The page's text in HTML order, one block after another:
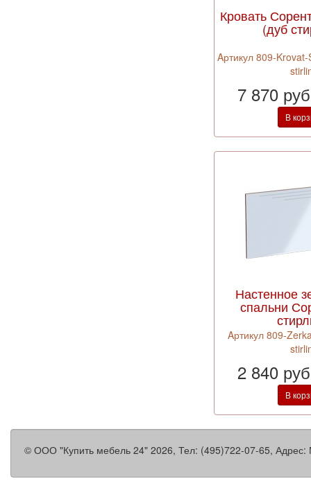
Кровать
(дуб
Aртикул 809-
7 870
В
Настенное
спальни
Aртикул 809-
2 840
В
© ООО "Купить мебель 24" 2026, Тел: (495)722-07-65, Адрес: